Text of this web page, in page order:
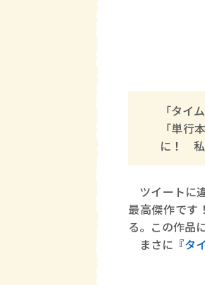
「タイ
「単行
に！ 私
ツイートに
最高傑作です
る。この作品
まさに『タ